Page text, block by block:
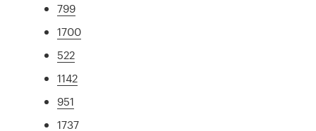
799
1700
522
1142
951
1737